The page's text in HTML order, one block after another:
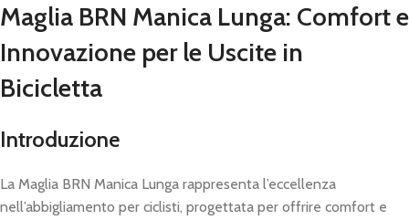
Maglia BRN Manica Lunga: Comfort e
Innovazione per le Uscite in
Bicicletta
Introduzione
La Maglia BRN Manica Lunga rappresenta l’eccellenza
nell’abbigliamento per ciclisti, progettata per offrire comfort e